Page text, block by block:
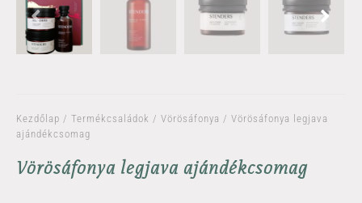
Kezdőlap / Termékcsaládok / Vörösáfonya / Vörösáfonya legjava
ajándékcsomag
Vörösáfonya legjava ajándékcsomag